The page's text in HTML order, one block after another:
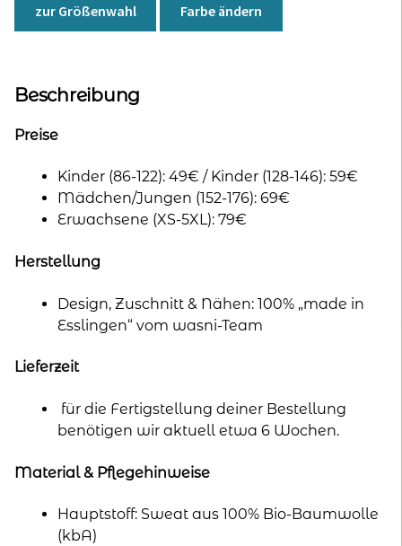
zur Größenwahl Farbe ändern
Beschreibung
Preise
Kinder (86-122): 49€ / Kinder (128-146): 59€
Mädchen/Jungen (152-176): 69€
Erwachsene (XS-5XL): 79€
Herstellung
Design, Zuschnitt & Nähen: 100% „made in
Esslingen“ vom wasni-Team
Lieferzeit
für die Fertigstellung deiner Bestellung
benötigen wir aktuell etwa 6 Wochen.
Material & Pflegehinweise
Hauptstoff: Sweat aus 100% Bio-Baumwolle
(kbA)